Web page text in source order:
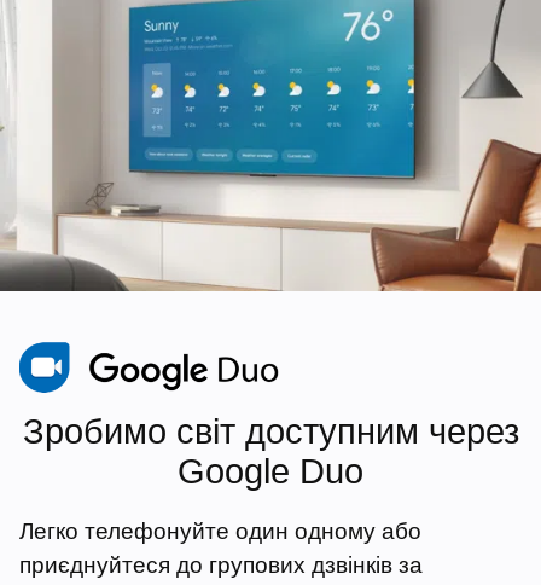
Зробимо світ доступним через
Google Duo
Легко телефонуйте один одному або
приєднуйтеся до групових дзвінків за